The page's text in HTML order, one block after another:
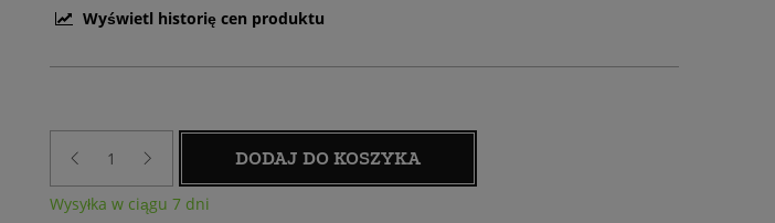
Wyświetl historię cen produktu
DODAJ DO KOSZYKA
Wysyłka w ciągu 7 dni